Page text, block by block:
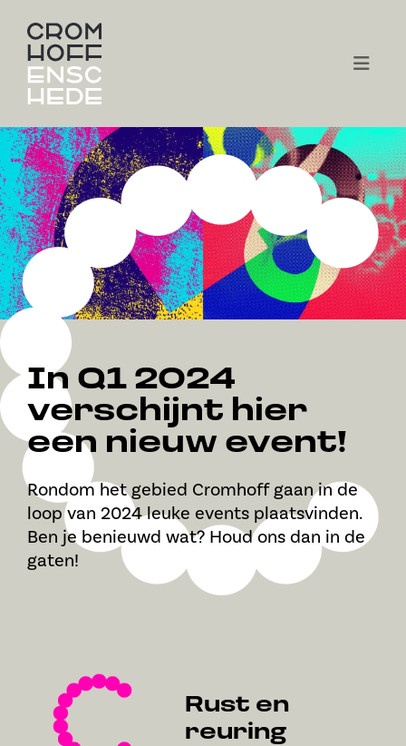
In Q1 2024
verschijnt hier
een nieuw event!
Rondom het gebied Cromhoff gaan in de
loop van 2024 leuke events plaatsvinden.
Ben je benieuwd wat? Houd ons dan in de
gaten!
Rust en
reuring